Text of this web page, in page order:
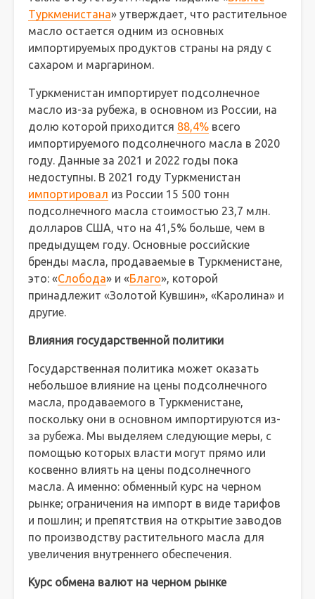
Туркменистана» утверждает, что растительное
масло остается одним из основных
импортируемых продуктов страны на ряду с
сахаром и маргарином.
Туркменистан импортирует подсолнечное
масло из-за рубежа, в основном из России, на
долю которой приходится 88,4% всего
импортируемого подсолнечного масла в 2020
году. Данные за 2021 и 2022 годы пока
недоступны. В 2021 году Туркменистан
импортировал из России 15 500 тонн
подсолнечного масла стоимостью 23,7 млн.
долларов США, что на 41,5% больше, чем в
предыдущем году. Основные российские
бренды масла, продаваемые в Туркменистане,
это: «Слобода» и «Благо», которой
принадлежит «Золотой Кувшин», «Каролина» и
другие.
Влияния государственной политики
Государственная политика может оказать
небольшое влияние на цены подсолнечного
масла, продаваемого в Туркменистане,
поскольку они в основном импортируются из-
за рубежа. Мы выделяем следующие меры, с
помощью которых власти могут прямо или
косвенно влиять на цены подсолнечного
масла. А именно: обменный курс на черном
рынке; ограничения на импорт в виде тарифов
и пошлин; и препятствия на открытие заводов
по производству растительного масла для
увеличения внутреннего обеспечения.
Курс обмена валют на черном рынке